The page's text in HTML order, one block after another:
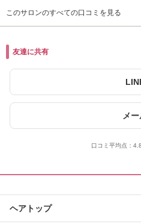
このサロンのすべての口コミを見る
友達に共有
メ
口コミ平均点：
ヘアトップ